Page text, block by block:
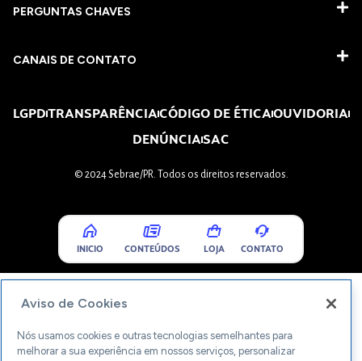
PERGUNTAS CHAVES​
CANAIS DE CONTATO
LGPDTRANSPARÊNCIACÓDIGO DE ÉTICAOUVIDORIA
DENÚNCIASAC
© 2024 Sebrae/PR. Todos os direitos reservados.
INICIO CONTEÚDOS LOJA CONTATO
Aviso de Cookies
Nós usamos cookies e outras tecnologias semelhantes para
melhorar a sua experiência em nossos serviços, personalizar